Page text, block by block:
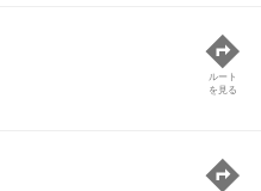
ルート
を見る